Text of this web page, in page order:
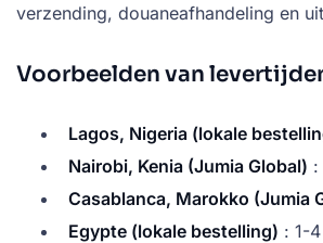
verzending, douaneafhandeling en
Voorbeelden van
Lagos, Nigeria (lokale
Nairobi, Kenia (Jumia Global) :
Casablanca, Marokko (Jumia
Egypte (lokale bestelling) : 1-